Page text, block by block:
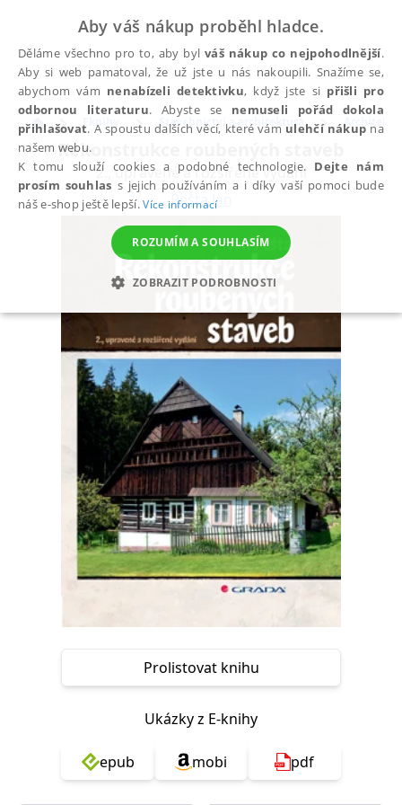
Eknihy Stavebnictví a architektura
Rekonstrukce roubených staveb
2., upravené a rozšířené vydání
Pešta Jan
Prolistovat knihu
Ukázky z E-knihy
epub mobi pdf
Aby váš nákup proběhl hladce.
Děláme všechno pro to, aby bylváš nákup co nejpohodlnější.
Aby si web pamatoval, že už jste u nás nakoupili. Snažíme se,
abychom vám nenabízeli detektivku, když jste si přišli pro
odbornou literaturu. Abyste se nemuseli pořád dokola
přihlašovat. A spoustu dalších věcí, které vám ulehčí nákup na
našem webu.
K tomu slouží cookies a podobné technologie. Dejte nám
prosím souhlas s jejich používáním a i díky vaší pomoci bude
náš e-shop ještě lepší.Více informací
ROZUMÍM A SOUHLASÍM
ZOBRAZIT PODROBNOSTI
NEZBYTNÉ ANALYTICKÉ MARKETINGOVÉ
FUNKČNÍ NEZAŘAZENÉ SOUBORY
Nezbytné Analytické Marketingové
Funkční
Nezařazené soubory
Nezbytně nutné soubory cookie umožňují základní funkce webových
stránek, jako je přihlášení uživatele a správa účtu. Webové stránky nelze
bez nezbytně nutných souborů cookie správně používat.
Provider /
Doména
Vyprší Popis
CookieScriptConsent
CookieScript
1 měsíc
Tento soubor
Script.com k
souhlasu se
cookie
Script.com